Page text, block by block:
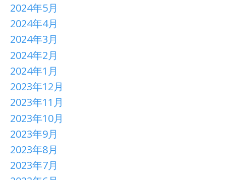
2024年5月
2024年4月
2024年3月
2024年2月
2024年1月
2023年12月
2023年11月
2023年10月
2023年9月
2023年8月
2023年7月